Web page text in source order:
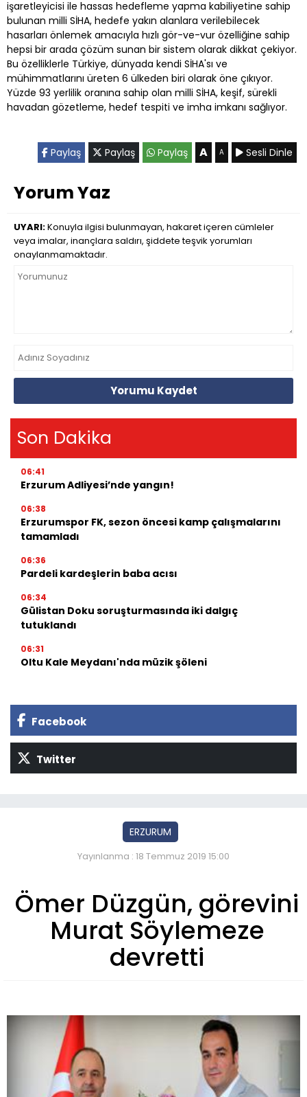
işaretleyicisi ile hassas hedefleme yapma kabiliyetine sahip
bulunan milli SİHA, hedefe yakın alanlara verilebilecek
hasarları önlemek amacıyla hızlı gör-ve-vur özelliğine sahip
hepsi bir arada çözüm sunan bir sistem olarak dikkat çekiyor.
Bu özelliklerle Türkiye, dünyada kendi SİHA'sı ve
mühimmatlarını üreten 6 ülkeden biri olarak öne çıkıyor.
Yüzde 93 yerlilik oranına sahip olan milli SİHA, keşif, sürekli
havadan gözetleme, hedef tespiti ve imha imkanı sağlıyor.
Paylaş Paylaş Paylaş A A Sesli Dinle
Yorum Yaz
UYARI:Konuyla ilgisi bulunmayan, hakaret içeren cümleler
veya imalar, inançlara saldırı, şiddete teşvik yorumları
onaylanmamaktadır.
Yorumu Kaydet
Son Dakika
06:41
Erzurum Adliyesi’nde yangın!
06:38
Erzurumspor FK, sezon öncesi kamp çalışmalarını
tamamladı
06:36
Pardeli kardeşlerin baba acısı
06:34
Gülistan Doku soruşturmasında iki dalgıç
tutuklandı
06:31
Oltu Kale Meydanı'nda müzik şöleni
Facebook
Twitter
ERZURUM
Yayınlanma : 18 Temmuz 2019 15:00
Ömer Düzgün, görevini
Murat Söylemeze
devretti